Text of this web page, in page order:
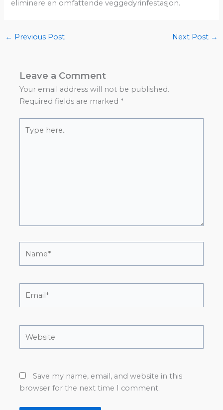
eliminere en omfattende veggedyrinfestasjon.
← Previous Post Next Post →
Leave a Comment
Your email address will not be published.
Required fields are marked *
here..
Save my name, email, and website in this
browser for the next time I comment.